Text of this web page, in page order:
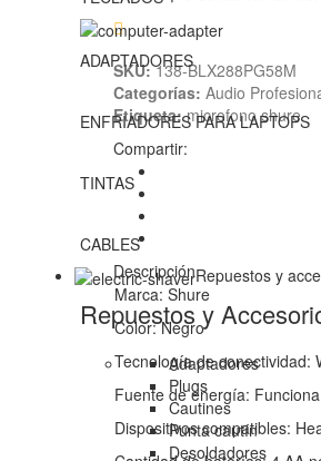
ADAPTADORES
ENFRIADORES PARA LAPTOPS
TINTAS
CABLES
Repuestos y
Repuestos y
Adaptadores
Plugs
Cautines
Punta cautín
Desoldadores
SKU:138-BLX288PG58M
Categorías: Audio
Etiqueta: microfono shure
Compartir:
Descripción
Marca: Shure
Color: Negro
Tecnología de conectividad:
Fuente de energía:
Dispositivos compatibles: